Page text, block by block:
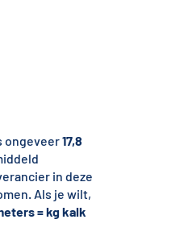
ongeveer17,8
in deze
Als je wilt,
= kg kalk